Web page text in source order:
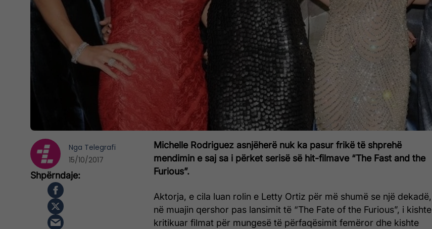
Michelle Rodriguez asnjëherë nuk ka pasur frikë të shprehë
mendimin e saj sa i përket serisë së hit-filmave “The Fast and the
Furious”.
Aktorja, e cila luan rolin e Letty Ortiz për më shumë se një dekadë,
në muajin qershor pas lansimit të “The Fate of the Furious”, i kishte
kritikuar filmat për mungesë të përfaqësimit femëror dhe kishte
Nga Telegrafi
15/10/2017